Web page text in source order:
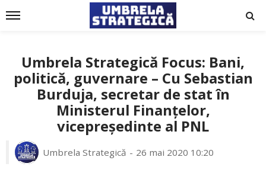
Umbrela Strategică Focus: Bani,
politică, guvernare – Cu Sebastian
Burduja, secretar de stat în
Ministerul Finanțelor,
vicepreședinte al PNL
Umbrela Strategică 26 mai 2020 10:20